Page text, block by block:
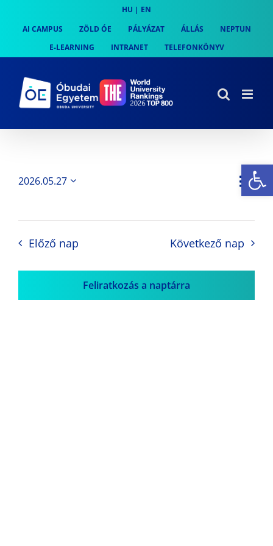
content
HU | EN
AI CAMPUS
ZÖLD ÓE PÁLYÁZAT ÁLLÁS
NEPTUN
E-LEARNING
INTRANET TELEFONKÖNYV
Nap
2026.05.27
Előző nap Következő nap
Feliratkozás a naptárra